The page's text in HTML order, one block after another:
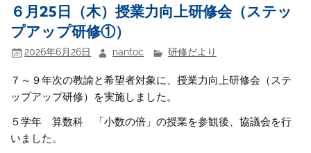
６月25日（木）授業力向上研修会（ステッ
プアップ研修①）
2026年6月26日 nantoc 研修だより
７～９年次の教諭と希望者対象に、授業力向上研修会（ステ
ップアップ研修）を実施しました。
５学年 算数科 「小数の倍」の授業を参観後、協議会を行
いました。